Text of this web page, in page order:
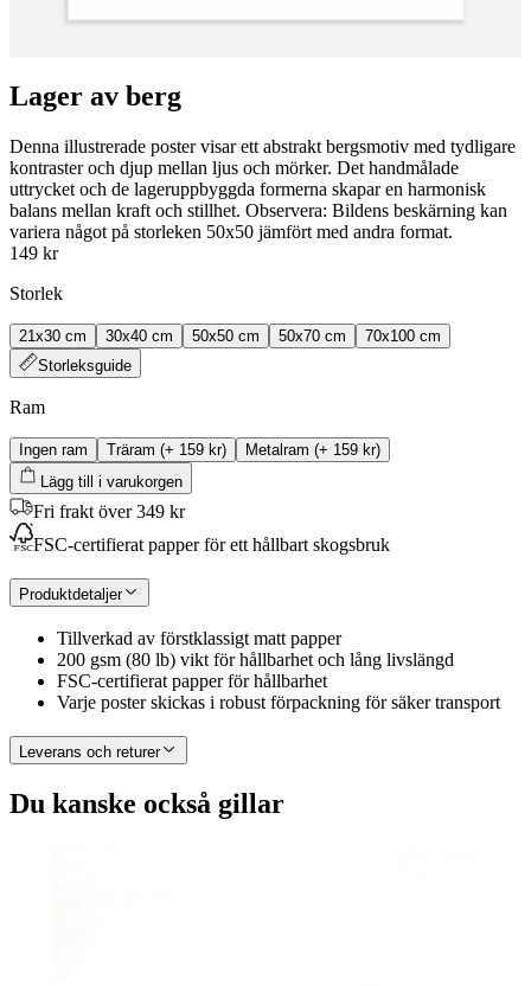
Lager av berg
Denna illustrerade poster visar ett abstrakt bergsmotiv med tydligare
kontraster och djup mellan ljus och mörker. Det handmålade
uttrycket och de lageruppbyggda formerna skapar en harmonisk
balans mellan kraft och stillhet. Observera: Bildens beskärning kan
variera något på storleken 50x50 jämfört med andra format.
149 kr
Storlek
21x30 cm 30x40 cm 50x50 cm 50x70 cm
70x100 cm
Storleksguide
Ram
Ingen ram Träram (+ 159 kr) Metalram (+ 159 kr)
Lägg till i varukorgen
Fri frakt över 349 kr
FSC-certifierat papper för ett hållbart skogsbruk
Produktdetaljer
Tillverkad av förstklassigt matt papper
200 gsm (80 lb) vikt för hållbarhet och lång livslängd
FSC-certifierat papper för hållbarhet
Varje poster skickas i robust förpackning för säker transport
Leverans och returer
Du kanske också gillar